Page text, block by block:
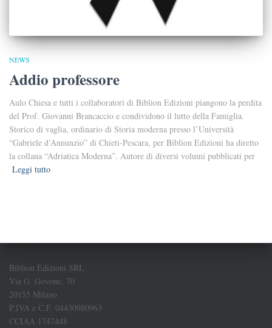
NEWS
Addio professore
Aulo Chiesa e tutti i collaboratori di Biblion Edizioni piangono la perdita
del Prof. Giovanni Brancaccio e condividono il lutto della Famiglia.
Storico di vaglia, ordinario di Storia moderna presso l’Università
“Gabriele d’Annunzio” di Chieti-Pescara, per Biblion Edizioni ha diretto
la collana “Adriatica Moderna”. Autore di diversi volumi pubblicati per
Leggi tutto
Biblion Edizioni SRL
Via G. Govone, 70
20155 Milano
P.IVA e C.F. 04430980963
CCIAA 1747448